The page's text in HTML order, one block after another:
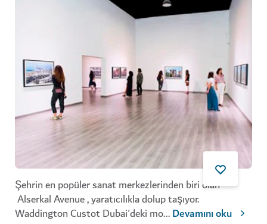
Şehrin en popüler sanat merkezlerinden biri olan
Alserkal Avenue , yaratıcılıkla dolup taşıyor.
Waddington Custot Dubai'deki mo...Devamını oku